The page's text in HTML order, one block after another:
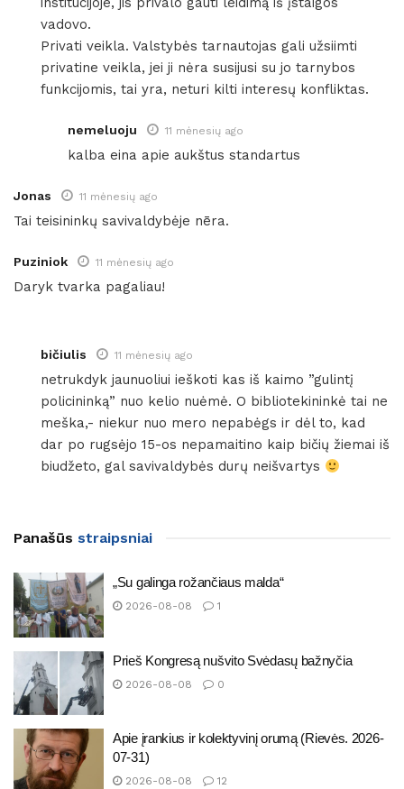
vadovo.
​Privati veikla. Valstybės tarnautojas gali užsiimti
privatine veikla, jei ji nėra susijusi su jo tarnybos
funkcijomis, tai yra, neturi kilti interesų konfliktas.
nemeluoju 11 mėnesių ago
kalba eina apie aukštus standartus
Jonas 11 mėnesių ago
Tai teisininkų savivaldybėje nēra.
Puziniok 11 mėnesių ago
Daryk tvarka pagaliau!
bičiulis 11 mėnesių ago
netrukdyk jaunuoliui ieškoti kas iš kaimo ”gulintį
policininką” nuo kelio nuėmė. O bibliotekininkė tai ne
meška,- niekur nuo mero nepabėgs ir dėl to, kad
dar po rugsėjo 15-os nepamaitino kaip bičių žiemai iš
biudžeto, gal savivaldybės durų neišvartys
Panašūs straipsniai
„Su galinga rožančiaus malda“
2026-08-08 1
Prieš Kongresą nušvito Svėdasų bažnyčia
2026-08-08 0
Apie įrankius ir kolektyvinį orumą (Rievės. 2026-
07-31)
2026-08-08 12